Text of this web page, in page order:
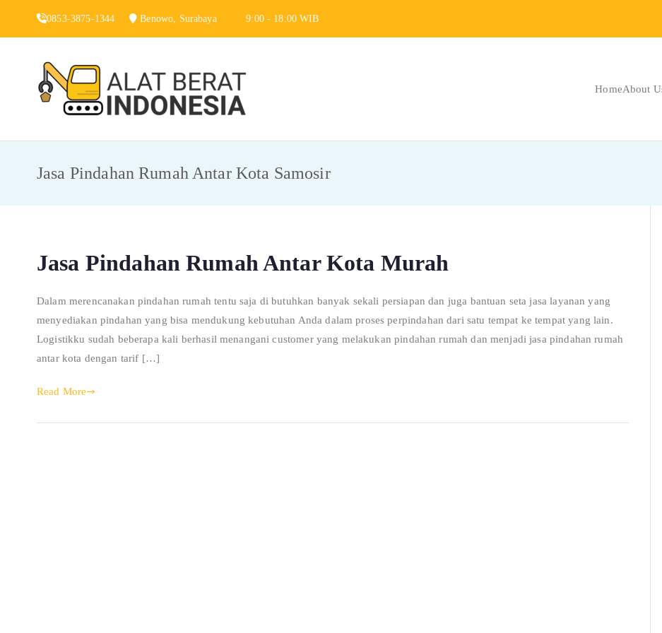
0853-3875-1344 Benowo, Surabaya 9:00 - 18:00 WIB
HomeAbout
Jasa Pindahan Rumah Antar Kota Samosir
Jasa Pindahan Rumah Antar Kota Murah
Dalam merencanakan pindahan rumah tentu saja di butuhkan banyak sekali persiapan dan juga bantuan seta jasa layanan yang
menyediakan pindahan yang bisa mendukung kebutuhan Anda dalam proses perpindahan dari satu tempat ke tempat yang lain.
Logistikku sudah beberapa kali berhasil menangani customer yang melakukan pindahan rumah dan menjadi jasa pindahan rumah
antar kota dengan tarif […]
Read More